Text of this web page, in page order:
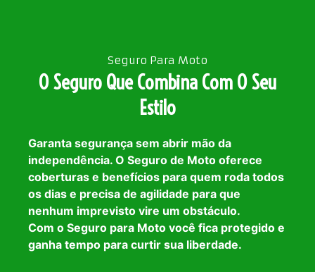
Seguro Para Moto
O Seguro Que Combina Com O Seu
Estilo
Garanta segurança sem abrir mão da
independência. O Seguro de Moto oferece
coberturas e benefícios para quem roda todos
os dias e precisa de agilidade para que
nenhum imprevisto vire um obstáculo.
Com o Seguro para Moto você fica protegido e
ganha tempo para curtir sua liberdade.